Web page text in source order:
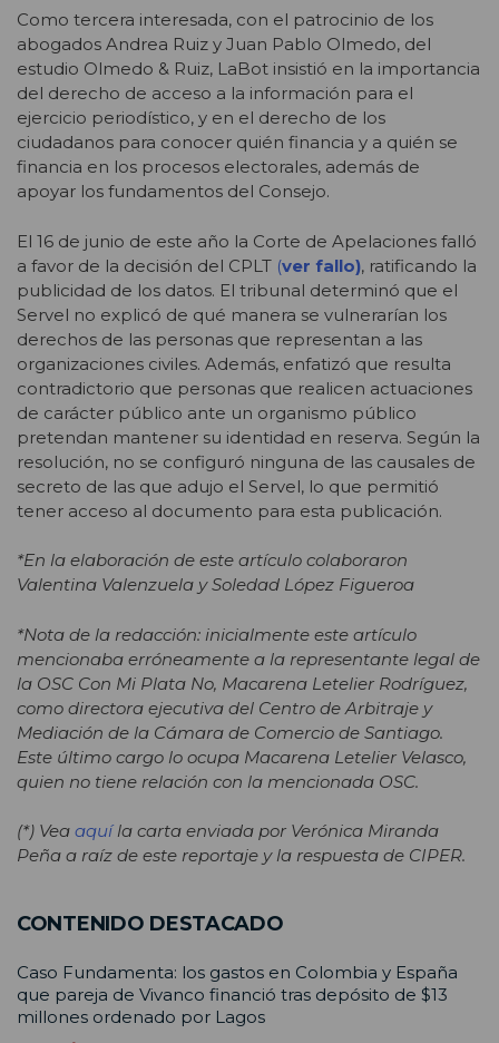
Como tercera interesada, con el patrocinio de los
abogados Andrea Ruiz y Juan Pablo Olmedo, del
estudio Olmedo & Ruiz, LaBot insistió en la importancia
del derecho de acceso a la información para el
ejercicio periodístico, y en el derecho de los
ciudadanos para conocer quién financia y a quién se
financia en los procesos electorales, además de
apoyar los fundamentos del Consejo.
El 16 de junio de este año la Corte de Apelaciones falló
a favor de la decisión del CPLT (ver fallo), ratificando la
publicidad de los datos. El tribunal determinó que el
Servel no explicó de qué manera se vulnerarían los
derechos de las personas que representan a las
organizaciones civiles. Además, enfatizó que resulta
contradictorio que personas que realicen actuaciones
de carácter público ante un organismo público
pretendan mantener su identidad en reserva. Según la
resolución, no se configuró ninguna de las causales de
secreto de las que adujo el Servel, lo que permitió
tener acceso al documento para esta publicación.
*En la elaboración de este artículo colaboraron
Valentina Valenzuela y Soledad López Figueroa
*Nota de la redacción: inicialmente este artículo
mencionaba erróneamente a la representante legal de
la OSC Con Mi Plata No, Macarena Letelier Rodríguez,
como directora ejecutiva del Centro de Arbitraje y
Mediación de la Cámara de Comercio de Santiago.
Este último cargo lo ocupa Macarena Letelier Velasco,
quien no tiene relación con la mencionada OSC.
(*) Vea aquíla carta enviada por Verónica Miranda
Peña a raíz de este reportaje y la respuesta de CIPER.
CONTENIDO DESTACADO
Caso Fundamenta: los gastos en Colombia y España
que pareja de Vivanco financió tras depósito de $13
millones ordenado por Lagos